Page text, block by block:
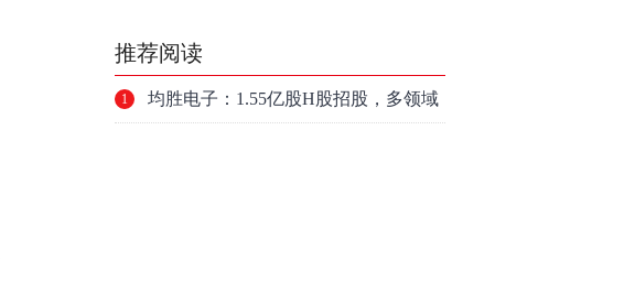
推荐阅读
1 均胜电子：1.55亿股H股招股，多领域